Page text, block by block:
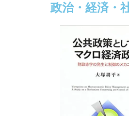
政治・経済・